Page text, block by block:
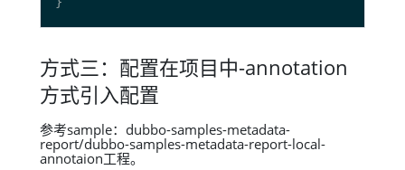
方式三：配置在项目中-annotation
方式引入配置
参考sample：dubbo-samples-metadata-
report/dubbo-samples-metadata-report-local-
annotaion工程。